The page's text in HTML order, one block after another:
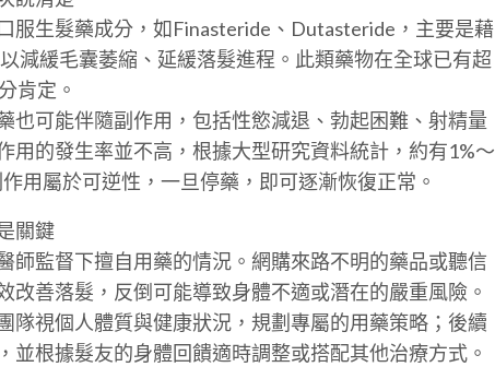
服生髮藥成分，如Finasteride、Dutasteride，主要是藉
減緩毛囊萎縮、延緩落髮進程。此類藥物在全球已有超
肯定。
也可能伴隨副作用，包括性慾減退、勃起困難、射精量
用的發生率並不高，根據大型研究資料統計，約有1%～
用屬於可逆性，一旦停藥，即可逐漸恢復正常。
關鍵
師監督下擅自用藥的情況。網購來路不明的藥品或聽信
改善落髮，反倒可能導致身體不適或潛在的嚴重風險。
隊視個人體質與健康狀況，規劃專屬的用藥策略；後續
並根據髮友的身體回饋適時調整或搭配其他治療方式。